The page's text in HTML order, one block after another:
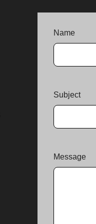
Name
Subject
Message